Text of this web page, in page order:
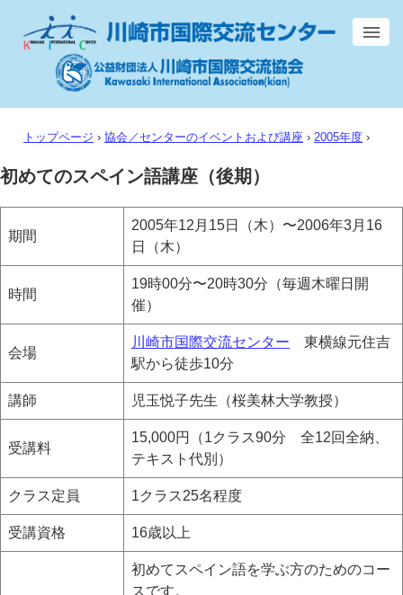
トップページ › 協会／センターのイベントおよび講座 › 2005年度 ›
初めてのスペイン語講座（後期）
期間
2005年12月15日（木）〜2006年3月16
日（木）
時間
19時00分〜20時30分（毎週木曜日開
催）
会場
川崎市国際交流センター 東横線元住吉
駅から徒歩10分
講師 児玉悦子先生（桜美林大学教授）
受講料
15,000円（1クラス90分 全12回全納、
テキスト代別）
クラス定員 1クラス25名程度
受講資格 16歳以上
初めてスペイン語を学ぶ方のためのコー
スです。